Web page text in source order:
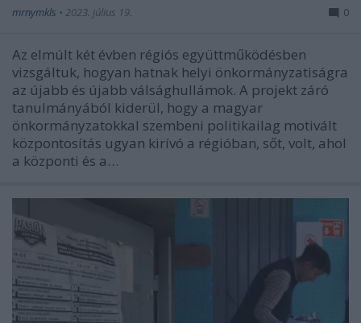
mrnymkls • 2023. július 19. 0
Az elmúlt két évben régiós együttműködésben
vizsgáltuk, hogyan hatnak helyi önkormányzatiságra
az újabb és újabb válsághullámok. A projekt záró
tanulmányából kiderül, hogy a magyar
önkormányzatokkal szembeni politikailag motivált
központosítás ugyan kirívó a régióban, sőt, volt, ahol
a központi és a…